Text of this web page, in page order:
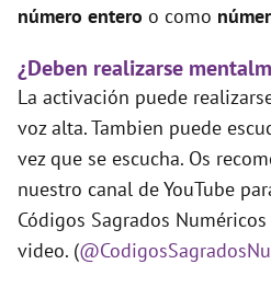
número entero o como
¿Deben realizarse
La activación puede
voz alta. Tambien puede
vez que se escucha. Os
nuestro canal de YouTube
Códigos Sagrados
video. (